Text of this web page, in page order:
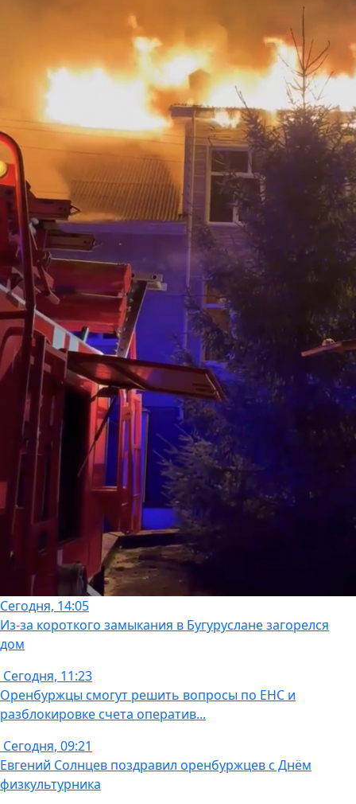
Сегодня, 14:05
Из-за короткого замыкания в Бугуруслане загорелся
дом
Сегодня, 11:23
Оренбуржцы смогут решить вопросы по ЕНС и
разблокировке счета оператив...
Сегодня, 09:21
Евгений Солнцев поздравил оренбуржцев с Днём
физкультурника